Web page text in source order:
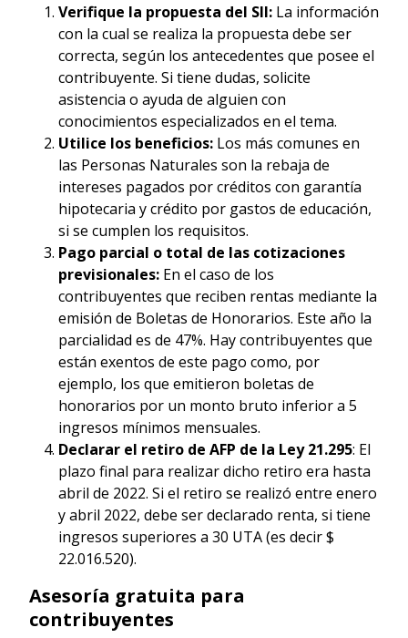
Verifique la propuesta del SII: La información
con la cual se realiza la propuesta debe ser
correcta, según los antecedentes que posee el
contribuyente. Si tiene dudas, solicite
asistencia o ayuda de alguien con
conocimientos especializados en el tema.
Utilice los beneficios: Los más comunes en
las Personas Naturales son la rebaja de
intereses pagados por créditos con garantía
hipotecaria y crédito por gastos de educación,
si se cumplen los requisitos.
Pago parcial o total de las cotizaciones
previsionales: En el caso de los
contribuyentes que reciben rentas mediante la
emisión de Boletas de Honorarios. Este año la
parcialidad es de 47%. Hay contribuyentes que
están exentos de este pago como, por
ejemplo, los que emitieron boletas de
honorarios por un monto bruto inferior a 5
ingresos mínimos mensuales.
Declarar el retiro de AFP de la Ley 21.295: El
plazo final para realizar dicho retiro era hasta
abril de 2022. Si el retiro se realizó entre enero
y abril 2022, debe ser declarado renta, si tiene
ingresos superiores a 30 UTA (es decir $
22.016.520).
Asesoría gratuita para
contribuyentes